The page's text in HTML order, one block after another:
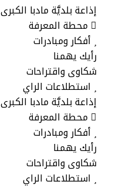
إذاعة بلديَّة مادبا الكبرى
محطة المعرفة
أفكار ومبادرات
رأيك يهمنا
شكاوى واقتراحات
استطلاعات الراي
إذاعة بلديَّة مادبا الكبرى
محطة المعرفة
أفكار ومبادرات
رأيك يهمنا
شكاوى واقتراحات
استطلاعات الراي